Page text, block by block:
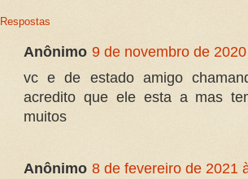
Respostas
Anônimo 9 de novembro de
vc e de estado amigo
acredito que ele esta a mas
muitos
Anônimo 8 de fevereiro de 2021